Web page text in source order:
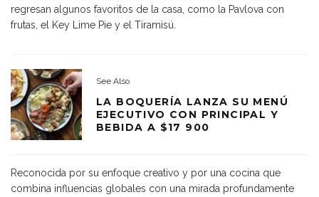
regresan algunos favoritos de la casa, como la Pavlova con
frutas, el Key Lime Pie y el Tiramisú.
See Also
LA BOQUERÍA LANZA SU MENÚ
EJECUTIVO CON PRINCIPAL Y
BEBIDA A $17 900
Reconocida por su enfoque creativo y por una cocina que
combina influencias globales con una mirada profundamente